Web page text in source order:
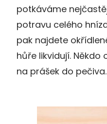
potkáváme
potravu celého
pak najdete
hůře likvidují.
na prášek do pečiva.